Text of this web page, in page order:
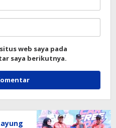
web saya pada
saya berikutnya.